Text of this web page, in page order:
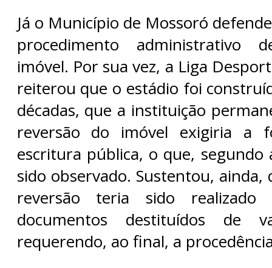
Já o Município de Mossoró
procedimento administrativo
imóvel. Por sua vez, a Liga
reiterou que o estádio foi
décadas, que a instituição
reversão do imóvel exigiria a
escritura pública, o que,
sido observado. Sustentou,
reversão teria sido
documentos destituídos de
requerendo, ao final, a